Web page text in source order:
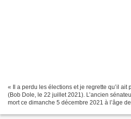
« Il a perdu les élections et je regrette qu’il ait
(Bob Dole, le 22 juillet 2021). L’ancien
mort ce dimanche 5 décembre 2021 à l’âge